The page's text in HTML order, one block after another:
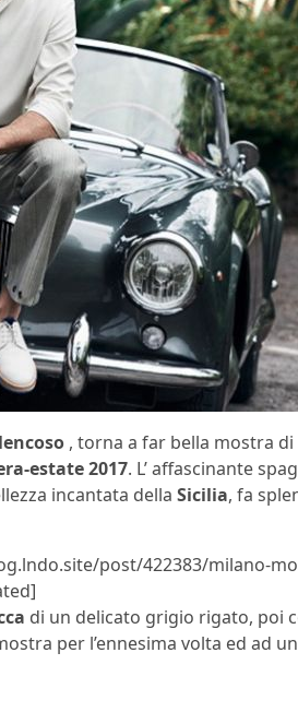
, torna a far bella mostra di
estate 2017. L’ affascinante
incantata della Sicilia, fa
post/422383/milano-
di un delicato grigio rigato, poi
per l’ennesima volta ed ad